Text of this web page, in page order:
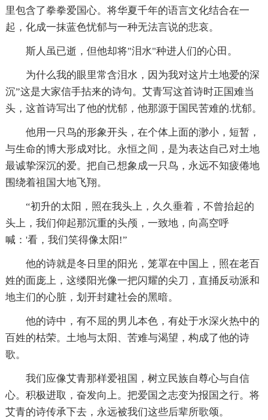
里包含了拳拳爱国心。将华夏千年的语言文化结合在一
起，化成一抹蓝色忧郁与一种无法言说的悲哀。
斯人虽已逝，但他却将"泪水"种进人们的心田。
为什么我的眼里常含泪水，因为我对这片土地爱的深
沉”这是大家信手拈来的诗句。艾青写这首诗时正国难当
头，这首诗写出了他的忧郁，他那源于国民苦难的.忧郁。
他用一只鸟的形象开头，在个体上面的渺小，短暂，
与生命的博大形成对比。永恒之间，是为表达自己对土地
最诚挚深沉的爱。把自己想象成一只鸟，永远不知疲倦地
围绕着祖国大地飞翔。
“初升的太阳，照在我头上，久久垂着，不曾抬起的
头上，我们仰起那沉重的头颅，一致地，向高空呼
喊：'看，我们笑得像太阳!”
他的诗就是冬日里的阳光，笼罩在中国上，照在老百
姓的面庞上，这缕阳光像一把闪耀的尖刀，直捅反动派和
地主们的心脏，划开封建社会的黑暗。
他的诗中，有不屈的男儿本色，有处于水深火热中的
百姓的枯荣。土地与太阳、苦难与渴望，构成了他的诗
歌。
我们应像艾青那样爱祖国，树立民族自尊心与自信
心。积极进取，奋发向上。把爱国之志变为报国之行。将
艾青的诗传承下去，永远被我们这些后辈所歌颂。